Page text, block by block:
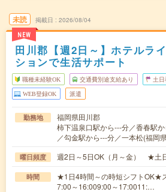
未読
NEW
掲載日 2026/08/04
田川郡【週2日～】ホテルラ
ションで生活サポート
職種未経験OK 交通費別途支給あり 土
WEB登録OK 派遣
勤務地
福岡県田川郡
柿下温泉口駅から---分／香春駅
／勾金駅から---分／一本松(福岡
曜日頻度 週2日～5日OK（月～金） ★土
時間
★1日4時間～の時短シフトOK★
7:00～16:009:00～17:0011:…